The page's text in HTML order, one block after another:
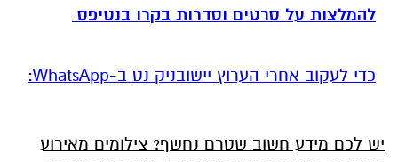
להמלצות על סרטים וסדרות בקרו בנטיפס
‏כדי לעקוב אחרי הערוץ יישובניק נט ב-WhatsApp:‏‏‏
יש לכם מידע חשוב שטרם נחשף? צילומים מאירוע